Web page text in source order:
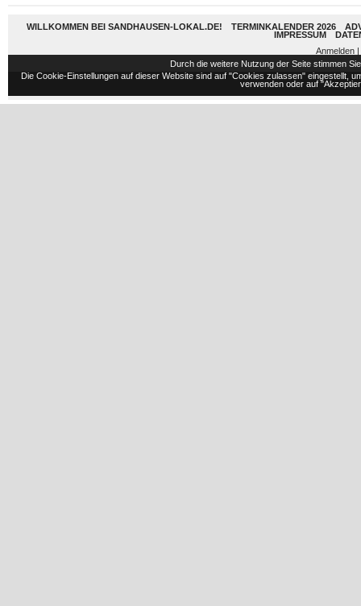
WILLKOMMEN BEI SANDHAUSEN-LOKAL.DE! TERMINKALENDER 2026
IMPRESSUM
Anmelden
Durch die weitere Nutzung der Seite stimmen
Die Cookie-Einstellungen auf dieser Website sind auf "Cookies zulassen" eingestellt,
verwenden oder auf